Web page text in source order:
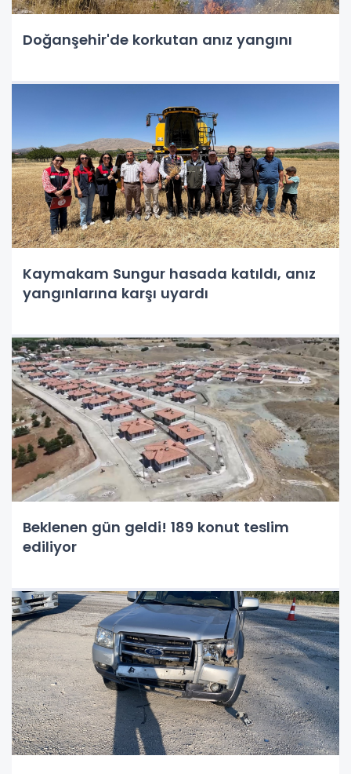
Doğanşehir'de korkutan anız yangını
Kaymakam Sungur hasada katıldı, anız
yangınlarına karşı uyardı
Beklenen gün geldi! 189 konut teslim
ediliyor